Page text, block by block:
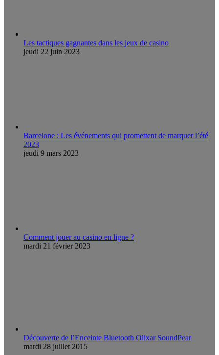
Les tactiques gagnantes dans les jeux de casino
jeudi 22 juin 2023
Barcelone : Les événements qui promettent de marquer l’été
2023
jeudi 9 mars 2023
Comment jouer au casino en ligne ?
mardi 21 février 2023
Découverte de l’Enceinte Bluetooth Olixar SoundPear
mardi 28 juillet 2015